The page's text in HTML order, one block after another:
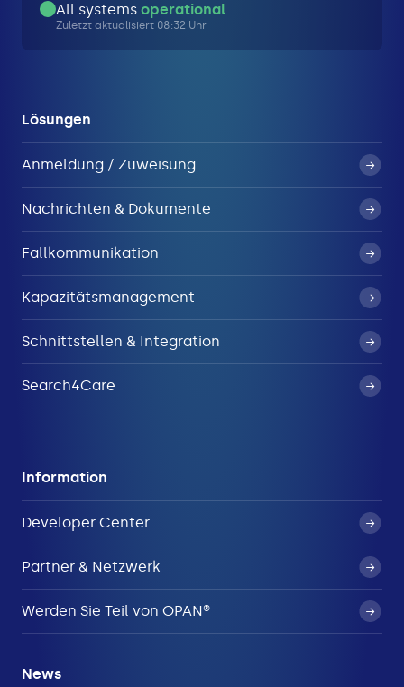
All systems operational
Zuletzt aktualisiert 08:32 Uhr
Lösungen
Anmeldung / Zuweisung
Nachrichten & Dokumente
Fallkommunikation
Kapazitätsmanagement
Schnittstellen & Integration
Search4Care
Information
Developer Center
Partner & Netzwerk
Werden Sie Teil von OPAN®
News